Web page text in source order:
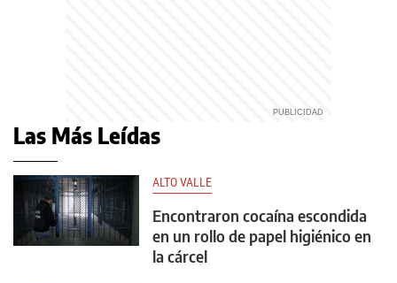
Las Más Leídas
ALTO VALLE
Encontraron cocaína escondida
en un rollo de papel higiénico en
la cárcel